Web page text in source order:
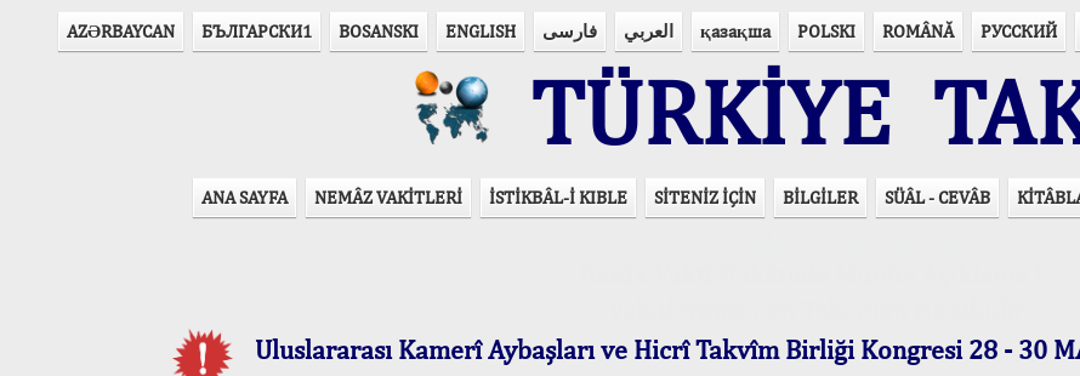
AZӘRBAYCAN БЪЛГАРСКИ1 BOSANSKI ENGLISH فارسی العربي қазақша POLSKI ROMÂNĂ РУССКИЙ
TÜRKİYE
ANA SAYFA NEMÂZ VAKİTLERİ İSTİKBÂL-İ KIBLE SİTENİZ İÇİN BİLGİLER SÜÂL - CEVÂB
Uluslararası Kamerî Aybaşları ve Hicrî Takvîm Birliği Kongresi 28 - 30